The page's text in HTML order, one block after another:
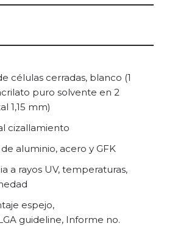
células cerradas, blanco (1
puro solvente en 2
1,15 mm)
cizallamiento
aluminio, acero y GFK
a rayos UV, temperaturas,
espejo,
guideline, Informe no.